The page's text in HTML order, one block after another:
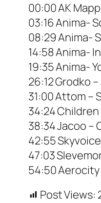
00:00 AK
03:16 Anima-
08:29 Anima-
14:58 Anima-
19:35 Anima-
26:12 Grodko
31:00 Attom –
34:24 Children
38:34 Jacoo –
42:55
47:03
54:50 Aerocity
Post Views: